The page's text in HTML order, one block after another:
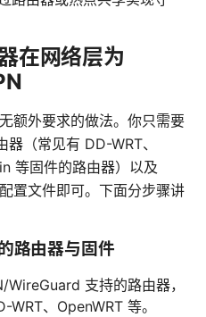
在网络层为
额外要求的做法。你只需要
（常见有 DD-WRT、
等固件的路由器）以及
置文件即可。下面分步骤讲
路由器与固件
支持的路由器，
、OpenWRT 等。